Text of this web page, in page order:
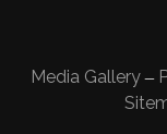
Media Gallery —